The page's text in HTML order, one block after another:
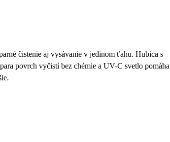
čistenie aj vysávanie v jedinom ťahu. Hubica s
povrch vyčistí bez chémie a UV-C svetlo pomáha